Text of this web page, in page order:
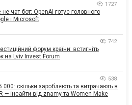
1727
не чат-бот: OpenAI готує головного
і Microsoft
742
форум країни: встигніть
на Lviv Invest Forum
538
скільки заробляють та витрачають в
— інсайти від znamy та Women Make